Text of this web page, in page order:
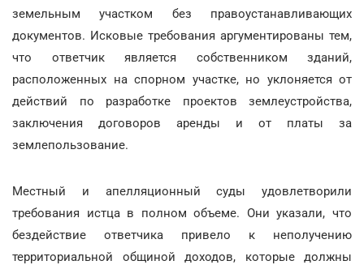
земельным участком без правоустанавливающих
документов. Исковые требования аргументированы тем,
что ответчик является собственником зданий,
расположенных на спорном участке, но уклоняется от
действий по разработке проектов землеустройства,
заключения договоров аренды и от платы за
землепользование.
Местный и апелляционный суды удовлетворили
требования истца в полном объеме. Они указали, что
бездействие ответчика привело к неполучению
территориальной общиной доходов, которые должны